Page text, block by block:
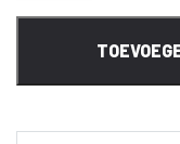
overhemd